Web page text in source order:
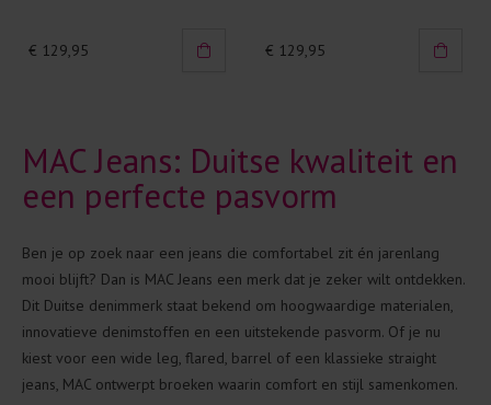
€ 129,95 € 129,95
MAC Jeans: Duitse kwaliteit en
een perfecte pasvorm
Ben je op zoek naar een jeans die comfortabel zit én jarenlang
mooi blijft? Dan is MAC Jeans een merk dat je zeker wilt ontdekken.
Dit Duitse denimmerk staat bekend om hoogwaardige materialen,
innovatieve denimstoffen en een uitstekende pasvorm. Of je nu
kiest voor een wide leg, flared, barrel of een klassieke straight
jeans, MAC ontwerpt broeken waarin comfort en stijl samenkomen.